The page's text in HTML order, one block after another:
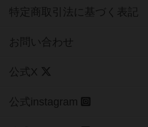
特定商取引法に基づく表記
お問い合わせ
公式X
公式instagram